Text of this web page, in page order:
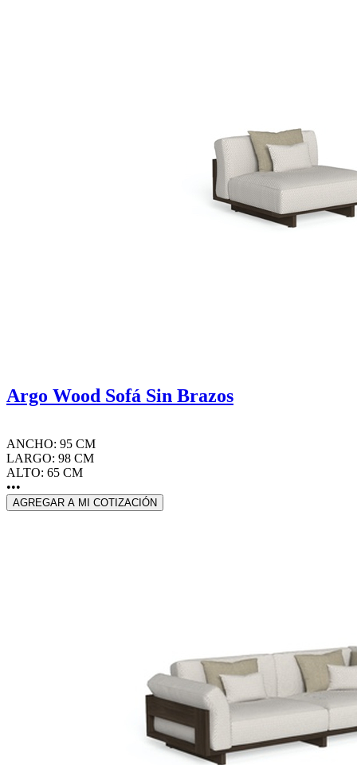
Argo Wood Sofá Sin Brazos
ANCHO: 95 CM
LARGO: 98 CM
ALTO: 65 CM
•••
AGREGAR A MI COTIZACIÓN